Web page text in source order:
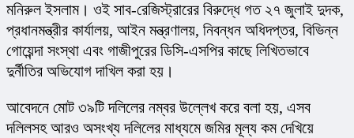
মনিরুল ইসলাম। ওই সাব-রেজিস্ট্রারের বিরুদ্ধে গত ২৭ জুলাই দুদক,
প্রধানমন্ত্রীর কার্যালয়, আইন মন্ত্রণালয়, নিবন্ধন অধিদপ্তর, বিভিন্ন
গোয়েন্দা সংস্থা এবং গাজীপুরের ডিসি-এসপির কাছে লিখিতভাবে
দুর্নীতির অভিযোগ দাখিল করা হয়।
আবেদনে মোট ৩৯টি দলিলের নম্বর উল্লেখ করে বলা হয়, এসব
দলিলসহ আরও অসংখ্য দলিলের মাধ্যমে জমির মূল্য কম দেখিয়ে